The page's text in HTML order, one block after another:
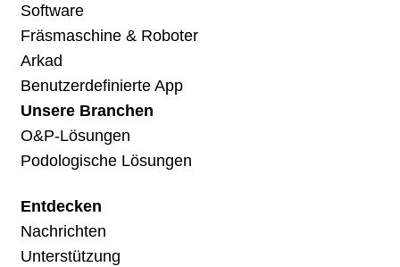
Software
Fräsmaschine & Roboter
Arkad
Benutzerdefinierte App
Unsere Branchen
O&P-Lösungen
Podologische Lösungen
Entdecken
Nachrichten
Unterstützung